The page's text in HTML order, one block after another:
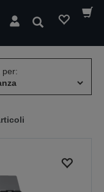
Cerca
per: